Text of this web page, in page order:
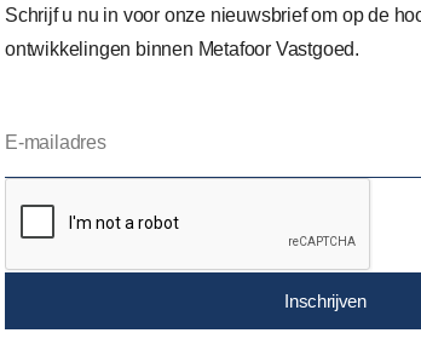
Schrijf u nu in voor onze nieuwsbrief om op de
ontwikkelingen binnen Metafoor Vastgoed.
Inschrijven